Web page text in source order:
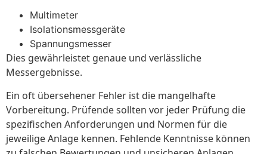
Multimeter
Isolationsmessgeräte
Spannungsmesser
Dies gewährleistet genaue und verlässliche
Messergebnisse.
Ein oft übersehener Fehler ist die mangelhafte
Vorbereitung. Prüfende sollten vor jeder Prüfung die
spezifischen Anforderungen und Normen für die
jeweilige Anlage kennen. Fehlende Kenntnisse können